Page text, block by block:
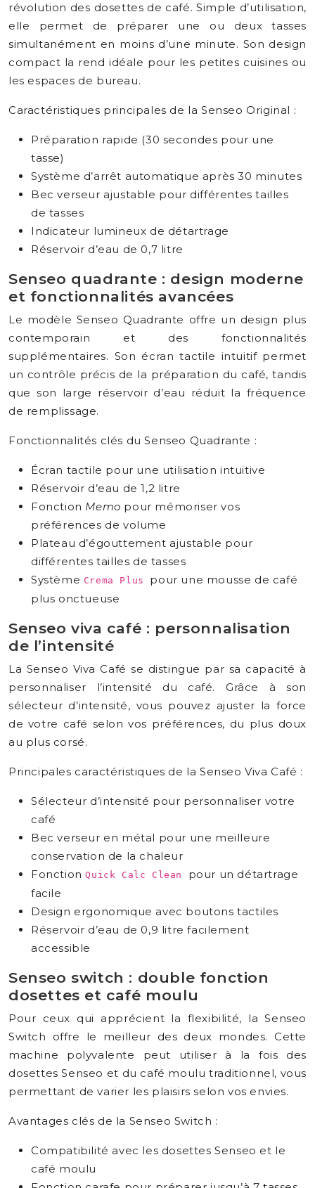
révolution des dosettes de café. Simple d’utilisation,
elle permet de préparer une ou deux tasses
simultanément en moins d’une minute. Son design
compact la rend idéale pour les petites cuisines ou
les espaces de bureau.
Caractéristiques principales de la Senseo Original :
Préparation rapide (30 secondes pour une
tasse)
Système d’arrêt automatique après 30 minutes
Bec verseur ajustable pour différentes tailles
de tasses
Indicateur lumineux de détartrage
Réservoir d’eau de 0,7 litre
Senseo quadrante : design moderne
et fonctionnalités avancées
Le modèle Senseo Quadrante offre un design plus
contemporain et des fonctionnalités
supplémentaires. Son écran tactile intuitif permet
un contrôle précis de la préparation du café, tandis
que son large réservoir d’eau réduit la fréquence
de remplissage.
Fonctionnalités clés du Senseo Quadrante :
Écran tactile pour une utilisation intuitive
Réservoir d’eau de 1,2 litre
Fonction Memo pour mémoriser vos
préférences de volume
Plateau d’égouttement ajustable pour
différentes tailles de tasses
Système Crema Plus pour une mousse de café
plus onctueuse
Senseo viva café : personnalisation
de l’intensité
La Senseo Viva Café se distingue par sa capacité à
personnaliser l’intensité du café. Grâce à son
sélecteur d’intensité, vous pouvez ajuster la force
de votre café selon vos préférences, du plus doux
au plus corsé.
Principales caractéristiques de la Senseo Viva Café :
Sélecteur d’intensité pour personnaliser votre
café
Bec verseur en métal pour une meilleure
conservation de la chaleur
FonctionQuick Calc Clean pour un détartrage
facile
Design ergonomique avec boutons tactiles
Réservoir d’eau de 0,9 litre facilement
accessible
Senseo switch : double fonction
dosettes et café moulu
Pour ceux qui apprécient la flexibilité, la Senseo
Switch offre le meilleur des deux mondes. Cette
machine polyvalente peut utiliser à la fois des
dosettes Senseo et du café moulu traditionnel, vous
permettant de varier les plaisirs selon vos envies.
Avantages clés de la Senseo Switch :
Compatibilité avec les dosettes Senseo et le
café moulu